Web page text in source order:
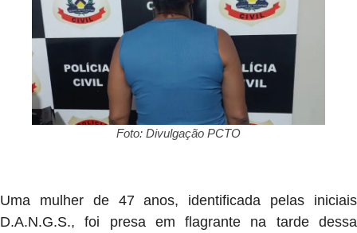
Foto: Divulgação PCTO
Uma mulher de 47 anos, identificada pelas iniciais
D.A.N.G.S., foi presa em flagrante na tarde dessa